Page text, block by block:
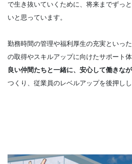
で生き抜いていくために、将来までずっ
いと思っています。
勤務時間の管理や福利厚生の充実といっ
の取得やスキルアップに向けたサポート体
良い仲間たちと一緒に、安心して働きな
つくり、従業員のレベルアップを後押しし